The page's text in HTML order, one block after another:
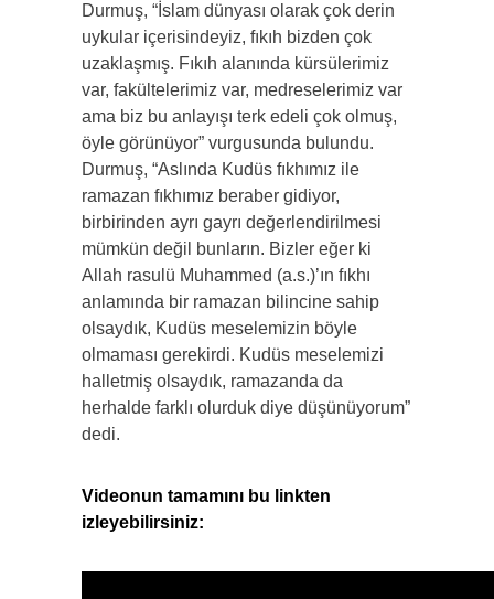
Durmuş, “İslam dünyası olarak çok derin
uykular içerisindeyiz, fıkıh bizden çok
uzaklaşmış. Fıkıh alanında kürsülerimiz
var, fakültelerimiz var, medreselerimiz var
ama biz bu anlayışı terk edeli çok olmuş,
öyle görünüyor” vurgusunda bulundu.
Durmuş, “Aslında Kudüs fıkhımız ile
ramazan fıkhımız beraber gidiyor,
birbirinden ayrı gayrı değerlendirilmesi
mümkün değil bunların. Bizler eğer ki
Allah rasulü Muhammed (a.s.)’ın fıkhı
anlamında bir ramazan bilincine sahip
olsaydık, Kudüs meselemizin böyle
olmaması gerekirdi. Kudüs meselemizi
halletmiş olsaydık, ramazanda da
herhalde farklı olurduk diye düşünüyorum”
dedi.
Videonun tamamını bu linkten
izleyebilirsiniz: